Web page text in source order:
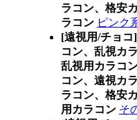
ラコン、格安
ラコン ピンク
[遠視用/チョコ
コン、乱視カ
乱視用カラコ
コン、遠視カ
ラコン、格安
用カラコン そ